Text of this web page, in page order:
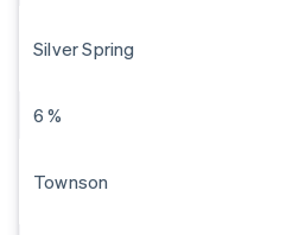
Silver Spring
6 %
Townson